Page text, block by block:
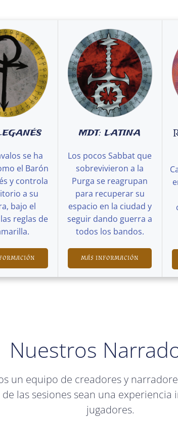
se ha
el Barón
y controla
a su
bajo el
reglas de
MDT: LATINA
Los pocos Sabbat que
sobrevivieron a la
Purga se reagrupan
para recuperar su
espacio en la ciudad y
seguir dando guerra a
todos los bandos.
MÁS INFORMACIÓN
Nuestros
un equipo de creadores y
las sesiones sean una
jugadores.